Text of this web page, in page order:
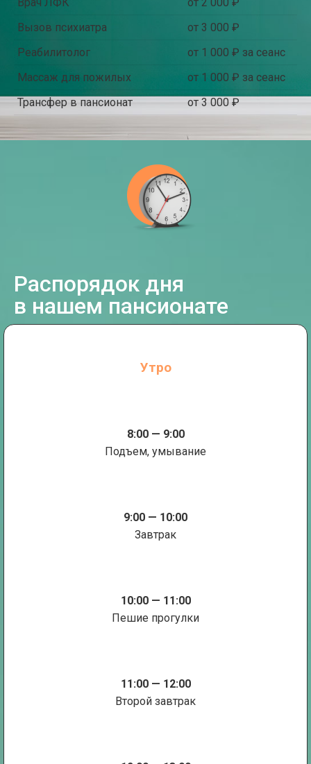
Вызов психиатра
от 3 000 ₽
Реабилитолог
от 1 000 ₽ за сеанс
Массаж для пожилых
от 1 000 ₽ за сеанс
Трансфер в пансионат
от 3 000 ₽
Распорядок дня
в нашем пансионате
Утро
8:00 — 9:00
Подъем, умывание
9:00 — 10:00
Завтрак
10:00 — 11:00
Пешие прогулки
11:00 — 12:00
Второй завтрак